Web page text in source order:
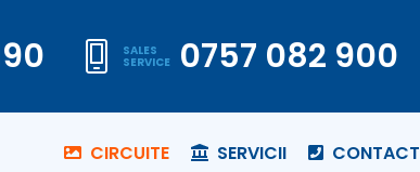
SALES
SERVICE 0757 082 900
CIRCUITE SERVICII CONTACT